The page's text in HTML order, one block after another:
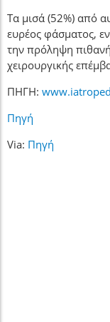
Τα μισά (52%) από
ευρέος φάσματος,
την πρόληψη
χειρουργικής
ΠΗΓΗ:
Πηγή
Via: Πηγή